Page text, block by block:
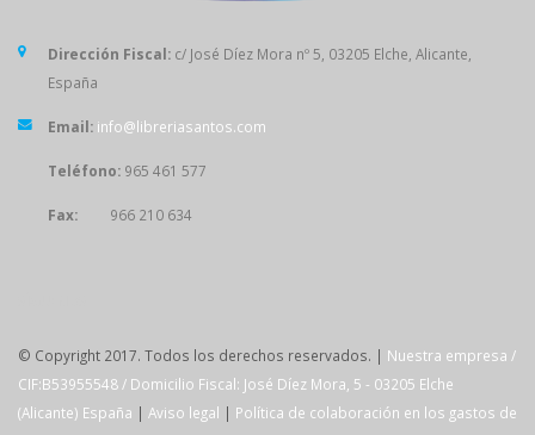
Dirección Fiscal: c/ José Díez Mora nº 5, 03205 Elche, Alicante,
España
Email: info@libreriasantos.com
Teléfono: 965 461 577
Fax: 966 210 634
© Copyright 2017. Todos los derechos reservados. | Nuestra empresa /
CIF:B53955548 / Domicilio Fiscal: José Díez Mora, 5 - 03205 Elche
(Alicante) España | Aviso legal | Política de colaboración en los gastos de